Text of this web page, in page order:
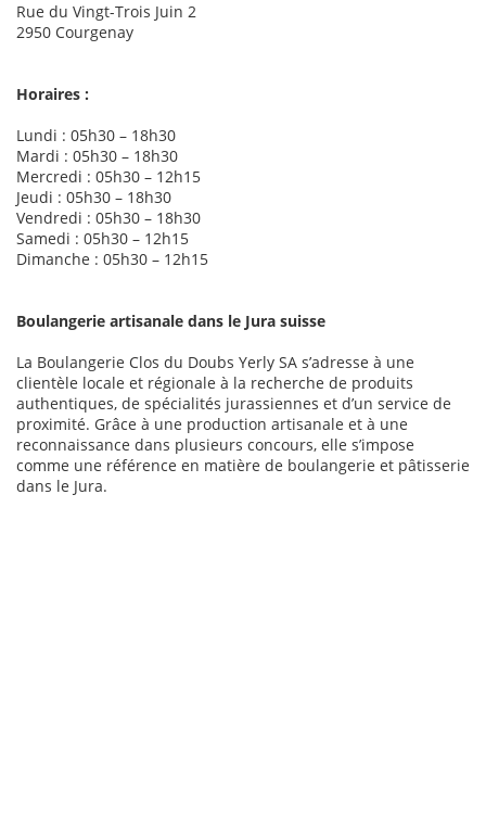
Rue du Vingt-Trois Juin 2
2950 Courgenay
Horaires :
Lundi : 05h30 – 18h30
Mardi : 05h30 – 18h30
Mercredi : 05h30 – 12h15
Jeudi : 05h30 – 18h30
Vendredi : 05h30 – 18h30
Samedi : 05h30 – 12h15
Dimanche : 05h30 – 12h15
Boulangerie artisanale dans le Jura suisse
La Boulangerie Clos du Doubs Yerly SA s’adresse à une
clientèle locale et régionale à la recherche de produits
authentiques, de spécialités jurassiennes et d’un service de
proximité. Grâce à une production artisanale et à une
reconnaissance dans plusieurs concours, elle s’impose
comme une référence en matière de boulangerie et pâtisserie
dans le Jura.